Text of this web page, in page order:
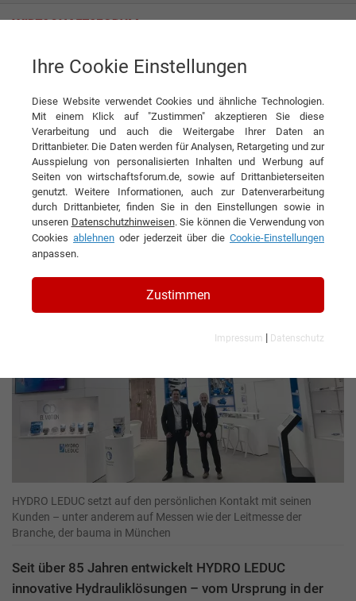
HYDRO LEDUC GmbH „Hydraulik ist durch nichts zu ersetzen“
Interview HYDRO LEDUC GmbH
DIESEN ARTIKEL EMPFEHLEN
„Hydraulik ist durch nichts zu
ersetzen“
Interview mit Daniel Siefert, Vertriebsleiter
DACH der HYDRO LEDUC GmbH
HYDRO LEDUC setzt auf den persönlichen Kontakt mit seinen
Kunden – unter anderem auf Messen wie der Leitmesse der
Branche, der bauma in München
Seit über 85 Jahren entwickelt HYDRO LEDUC
innovative Hydrauliklösungen – vom Ursprung in der
Ihre Cookie Einstellungen
Diese Website verwendet Cookies und ähnliche Technologien.
Mit einem Klick auf "Zustimmen" akzeptieren Sie diese
Verarbeitung und auch die Weitergabe Ihrer Daten an
Drittanbieter. Die Daten werden für Analysen, Retargeting und zur
Ausspielung von personalisierten Inhalten und Werbung auf
Seiten von wirtschaftsforum.de, sowie auf Drittanbieterseiten
genutzt. Weitere Informationen, auch zur Datenverarbeitung
durch Drittanbieter, finden Sie in den Einstellungen sowie in
unseren Datenschutzhinweisen. Sie können die Verwendung von
Cookies ablehnen oder jederzeit über die Cookie-Einstellungen
anpassen.
Zustimmen
Impressum | Datenschutz